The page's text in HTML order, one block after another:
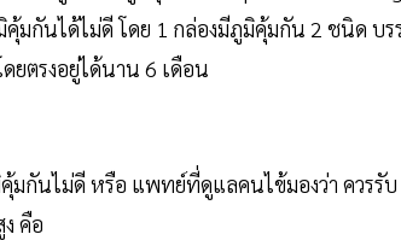
คุ้มกันได้ไม่ดี โดย 1 กล่องมีภูมิคุ้มกัน 2 ชนิด บร
ยตรงอยู่ได้นาน 6 เดือน
มกันไม่ดี หรือ แพทย์ที่ดูแลคนไข้มองว่า ควรรับ
คือ